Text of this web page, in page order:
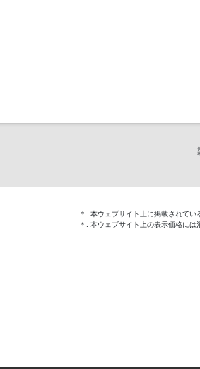
＊. 本ウェブサイト上に掲載されて
＊. 本ウェブサイト上の表示価格に